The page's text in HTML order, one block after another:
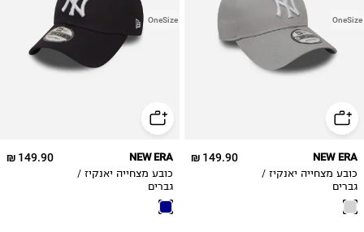
OneSize
149.90 ₪ NEW ERA
כובע מצחייה יאנקיז /
גברים
OneSize
149.90 ₪ NEW ERA
כובע מצחייה יאנקיז /
גברים